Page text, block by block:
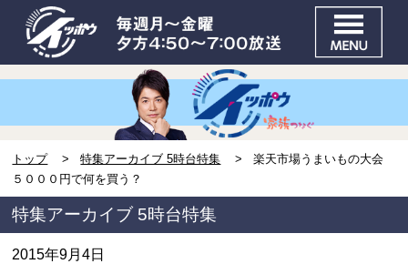
トップ 特集アーカイブ 5時台特集
楽天市場うまいもの大会
５０００円で何を買う？
特集アーカイブ 5時台特集
2015年9月4日